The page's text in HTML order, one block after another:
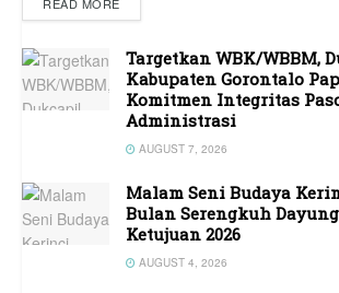
Targetkan WBK/WBBM,
Kabupaten Gorontalo
Komitmen Integritas
Administrasi
AUGUST 7, 2026
Malam Seni Budaya
Bulan Serengkuh
Ketujuan 2026
AUGUST 4, 2026